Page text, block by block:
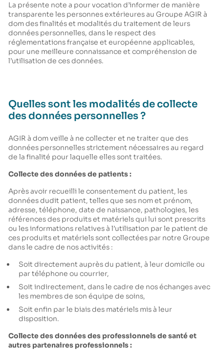
La présente note a pour vocation d’informer de manière
transparente les personnes extérieures au Groupe AGIR à
dom des finalités et modalités du traitement de leurs
données personnelles, dans le respect des
réglementations française et européenne applicables,
pour une meilleure connaissance et compréhension de
l’utilisation de ces données.
Quelles sont les modalités de collecte
des données personnelles ?
AGIR à dom veille à ne collecter et ne traiter que des
données personnelles strictement nécessaires au regard
de la finalité pour laquelle elles sont traitées.
Collecte des données de patients :
Après avoir recueilli le consentement du patient, les
données dudit patient, telles que ses nom et prénom,
adresse, téléphone, date de naissance, pathologies, les
références des produits et matériels qui lui sont prescrits
ou les informations relatives à l’utilisation par le patient de
ces produits et matériels sont collectées par notre Groupe
dans le cadre de nos activités :
Soit directement auprès du patient, à leur domicile ou
par téléphone ou courrier,
Soit indirectement, dans le cadre de nos échanges avec
les membres de son équipe de soins,
Soit enfin par le biais des matériels mis à leur
disposition.
Collecte des données des professionnels de santé et
autres partenaires professionnels :